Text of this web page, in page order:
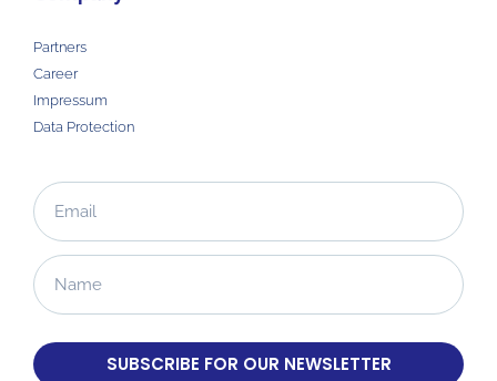
Partners
Career
Impressum
Data Protection
SUBSCRIBE FOR OUR NEWSLETTER